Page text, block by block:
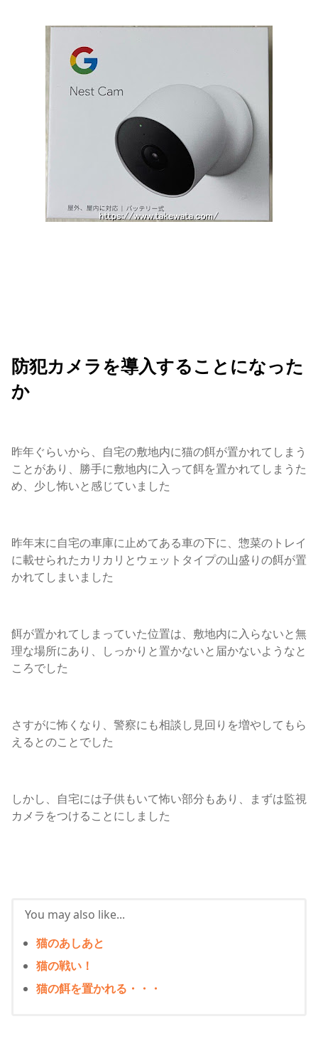
防犯カメラを導入することになった
か
昨年ぐらいから、自宅の敷地内に猫の餌が置かれてしまう
ことがあり、勝手に敷地内に入って餌を置かれてしまうた
め、少し怖いと感じていました
昨年末に自宅の車庫に止めてある車の下に、惣菜のトレイ
に載せられたカリカリとウェットタイプの山盛りの餌が置
かれてしまいました
餌が置かれてしまっていた位置は、敷地内に入らないと無
理な場所にあり、しっかりと置かないと届かないようなと
ころでした
さすがに怖くなり、警察にも相談し見回りを増やしてもら
えるとのことでした
しかし、自宅には子供もいて怖い部分もあり、まずは監視
カメラをつけることにしました
You may also like...
猫のあしあと
猫の戦い！
猫の餌を置かれる・・・